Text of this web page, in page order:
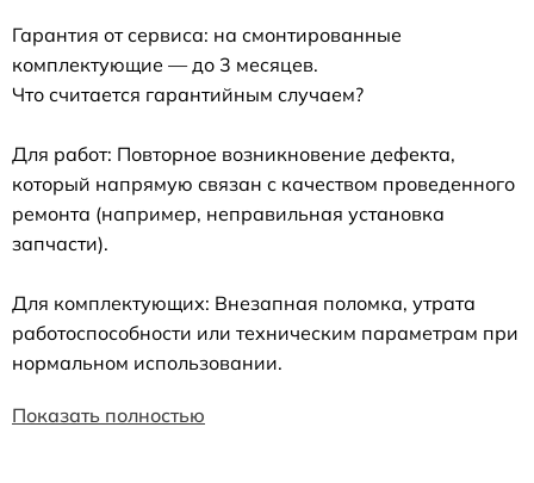
Гарантия от сервиса: на смонтированные
комплектующие — до 3 месяцев.
Что считается гарантийным случаем?
Для работ: Повторное возникновение дефекта,
который напрямую связан с качеством проведенного
ремонта (например, неправильная установка
запчасти).
Для комплектующих: Внезапная поломка, утрата
работоспособности или техническим параметрам при
нормальном использовании.
Показать полностью